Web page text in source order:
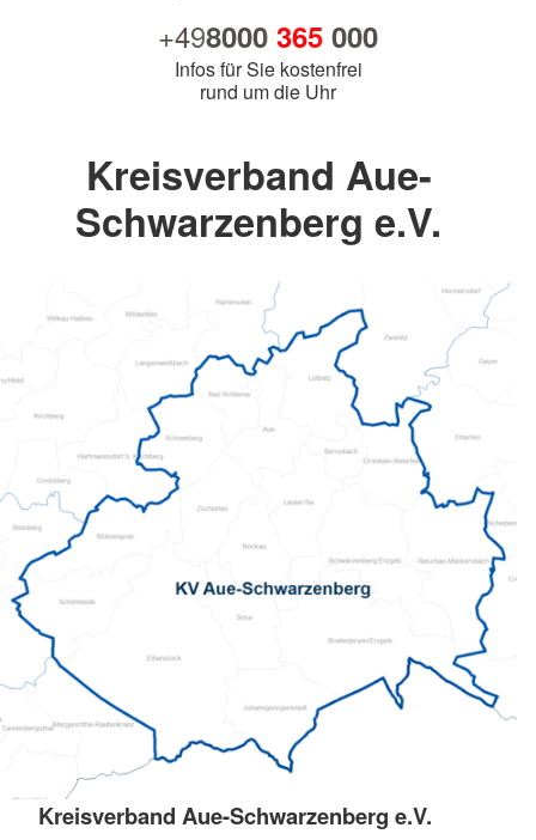
+498000 365 000
Infos für Sie kostenfrei
rund um die Uhr
Kreisverband Aue-
Schwarzenberg e.V.
Kreisverband Aue-Schwarzenberg e.V.